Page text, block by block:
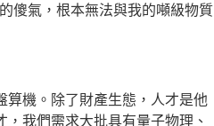
傻氣，根本無法與我的噸級物質
機。除了財產生態，人才是他
我們需求大批具有量子物理、